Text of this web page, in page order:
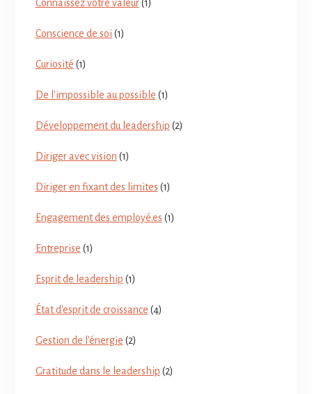
Connaissez votre valeur(1)
Conscience de soi (1)
Curiosité (1)
De l'impossible au possible (1)
Développement du leadership (2)
Diriger avec vision (1)
Diriger en fixant des limites (1)
Engagement des employé.es (1)
Entreprise (1)
Esprit de leadership (1)
État d'esprit de croissance (4)
Gestion de l'énergie (2)
Gratitude dans le leadership (2)